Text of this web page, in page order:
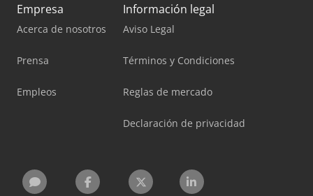
Empresa
Acerca de nosotros
Prensa
Empleos
Información legal
Aviso Legal
Términos y Condiciones
Reglas de mercado
Declaración de privacidad